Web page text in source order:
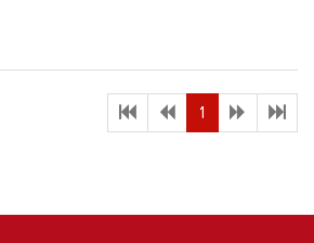
1 (current)